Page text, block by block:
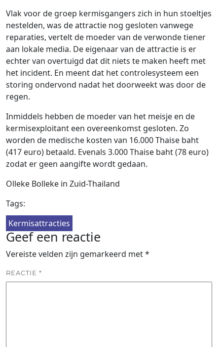
Vlak voor de groep kermisgangers zich in hun stoeltjes
nestelden, was de attractie nog gesloten vanwege
reparaties, vertelt de moeder van de verwonde tiener
aan lokale media. De eigenaar van de attractie is er
echter van overtuigd dat dit niets te maken heeft met
het incident. En meent dat het controlesysteem een
storing ondervond nadat het doorweekt was door de
regen.
Inmiddels hebben de moeder van het meisje en de
kermisexploitant een overeenkomst gesloten. Zo
worden de medische kosten van 16.000 Thaise baht
(417 euro) betaald. Evenals 3.000 Thaise baht (78 euro)
zodat er geen aangifte wordt gedaan.
Olleke Bolleke in Zuid-Thailand
Tags:
Kermisattracties
Geef een reactie
Vereiste velden zijn gemarkeerd met*
REACTIE *